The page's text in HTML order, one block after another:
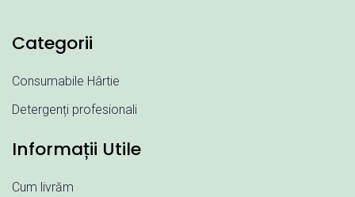
Categorii
Consumabile Hârtie
Detergenți profesionali
Informații Utile
Cum livrăm